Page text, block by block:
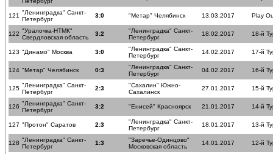
121 "Ленинградка" Санкт-
Петербург
3:0 "Метар" Челябинск 13.03.2017 Play
122 "Уралочка-НТМК"
Свердловская область
3:2
"Ленинградка" Санкт-
Петербург
18.02.2017 18-й
123 "Динамо" Москва 3:0
"Ленинградка" Санкт-
Петербург
14.02.2017 17-й
124 "Метар" Челябинск 0:3
"Ленинградка" Санкт-
Петербург
04.02.2017 16-й
125 "Ленинградка" Санкт-
Петербург
2:3
"Сахалин" Южно-
Сахалинск
27.01.2017 15-й
126 "Ленинградка" Санкт-
Петербург
3:2 "Енисей" Красноярск 21.01.2017 14-й
127 "Протон" Саратов 2:3
"Ленинградка" Санкт-
Петербург
18.01.2017 13-й
128 "Ленинградка" Санкт-
Петербург
1:3
"Заречье-Одинцово"
Московская область
14.01.2017 12-й